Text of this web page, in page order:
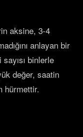
aksine, 3-4
anlayan bir
binlerle
değer, saatin
hürmettir.